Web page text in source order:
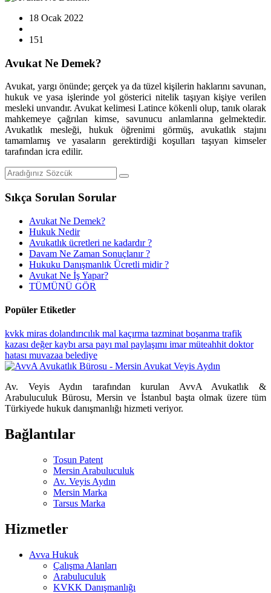
18 Ocak 2022
151
Avukat Ne Demek?
Avukat, yargı önünde; gerçek ya da tüzel kişilerin haklarını savunan,
hukuk ve yasa işlerinde yol gösterici nitelik taşıyan kişiye verilen
mesleki unvandır. Avukat kelimesi Latince kökenli olup, tanık olarak
mahkemeye çağrılan kimse, savunucu anlamlarına gelmektedir.
Avukatlık mesleği, hukuk öğrenimi görmüş, avukatlık stajını
tamamlamış ve yasaların gerektirdiği koşulları taşıyan kimseler
tarafından icra edilir.
Sıkça Sorulan Sorular
Avukat Ne Demek?
Hukuk Nedir
Avukatlık ücretleri ne kadardır ?
Davam Ne Zaman Sonuçlanır ?
Hukuku Danışmanlık Ücretli midir ?
Avukat Ne İş Yapar?
TÜMÜNÜ GÖR
Popüler Etiketler
kvkk miras dolandırıcılık mal kaçırma tazminat boşanma trafik
kazası değer kaybı arsa payı mal paylaşımı imarmüteahhit doktor
hatası muvazaa belediye
Av. Veyis Aydın tarafından kurulan AvvA Avukatlık &
Arabuluculuk Bürosu, Mersin ve İstanbul başta olmak üzere tüm
Türkiyede hukuk danışmanlığı hizmeti veriyor.
Bağlantılar
Tosun Patent
Mersin Arabuluculuk
Av. Veyis Aydın
Mersin Marka
Tarsus Marka
Hizmetler
Avva Hukuk
Çalışma Alanları
Arabuluculuk
KVKK Danışmanlığı